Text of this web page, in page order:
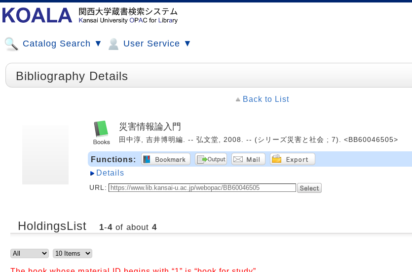
Catalog Search ▼ User Service ▼
Bibliography Details
Back to List
災害情報論入門
田中淳, 吉井博明編. -- 弘文堂, 2008. -- (シリーズ災害と社会 ; 7). <BB60046505>
Functions:
Details
URL:
HoldingsList 1-4of about 4